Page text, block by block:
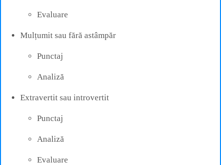
Evaluare
Mulțumit sau fără astâmpăr
Punctaj
Analiză
Extravertit sau introvertit
Punctaj
Analiză
Evaluare